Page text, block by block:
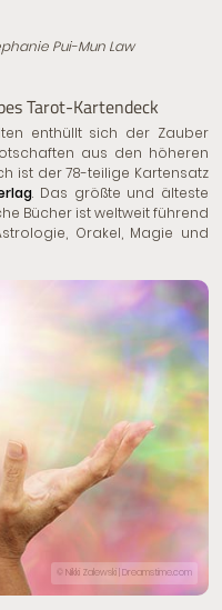
Pui-Mun Law
Tarot-Kartendeck
enthüllt sich der Zauber
aus den höheren
ist der 78-teilige Kartensatz
. Das größte und älteste
Bücher ist weltweit führend
Orakel, Magie und
© Nikki Zalewski | Dreamstime.com